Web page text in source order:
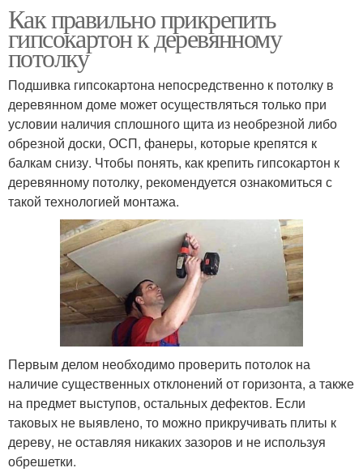
Как правильно прикрепить
гипсокартон к деревянному
потолку
Подшивка гипсокартона непосредственно к потолку в
деревянном доме может осуществляться только при
условии наличия сплошного щита из необрезной либо
обрезной доски, ОСП, фанеры, которые крепятся к
балкам снизу. Чтобы понять, как крепить гипсокартон к
деревянному потолку, рекомендуется ознакомиться с
такой технологией монтажа.
Первым делом необходимо проверить потолок на
наличие существенных отклонений от горизонта, а также
на предмет выступов, остальных дефектов. Если
таковых не выявлено, то можно прикручивать плиты к
дереву, не оставляя никаких зазоров и не используя
обрешетки.